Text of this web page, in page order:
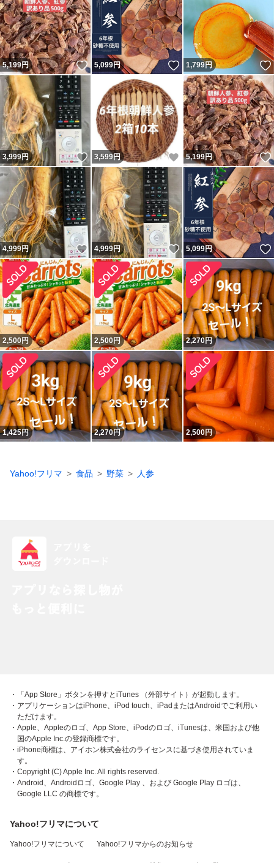
5,199円 いいね！
5,099円 いいね！
1,799円
3,999円 いいね！
3,599円 いいね！
5,199円
4,999円 いいね！
4,999円 いいね！
5,099円
2,500円 2,500円 2,270円
1,425円 2,270円 2,500円
Yahoo!フリマ 食品 野菜 人参
・「App Store」ボタンを押すとiTunes （外部サイト）が起動します。
・アプリケーションはiPhone、iPod touch、iPadまたはAndroidでご利用い
ただけます。
・Apple、Appleのロゴ、App Store、iPodのロゴ、iTunesは、米国および他
国のApple Inc.の登録商標です。
・iPhone商標は、アイホン株式会社のライセンスに基づき使用されていま
す。
・Copyright (C) Apple Inc. All rights reserved.
・Android、Androidロゴ、Google Play 、および Google Play ロゴは、
Google LLC の商標です。
Yahoo!フリマについて
Yahoo!フリマについて Yahoo!フリマからのお知らせ